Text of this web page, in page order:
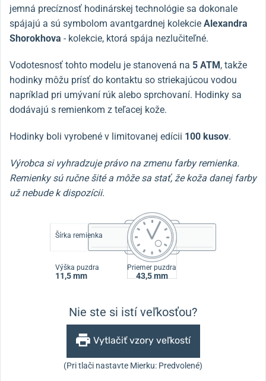
jemná precíznosť hodinárskej technológie sa dokonale
spájajú a sú symbolom avantgardnej kolekcie Alexandra
Shorokhova - kolekcie, ktorá spája nezlučiteľné.
Vodotesnosť tohto modelu je stanovená na 5 ATM, takže
hodinky môžu prísť do kontaktu so striekajúcou vodou
napríklad pri umývaní rúk alebo sprchovaní. Hodinky sa
dodávajú s remienkom z teľacej kože.
Hodinky boli vyrobené v limitovanej edícii 100 kusov.
Výrobca si vyhradzuje právo na zmenu farby remienka.
Remienky sú ručne šité a môže sa stať, že koža danej farby
už nebude k dispozícii.
Šírka remienka
Výška puzdra
11,5 mm
Priemer puzdra
43,5 mm
Nie ste si istí veľkosťou?
Vytlačiť vzory veľkostí
(Pri tlači nastavte Mierku: Predvolené)